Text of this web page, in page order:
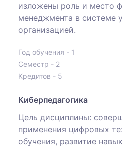
изложены роль и место
менеджмента в системе
организацией.
Год обучения - 1
Семестр - 2
Кредитов - 5
Киберпедагогика
Цель дисциплины:
применения цифровых
обучения, развитие